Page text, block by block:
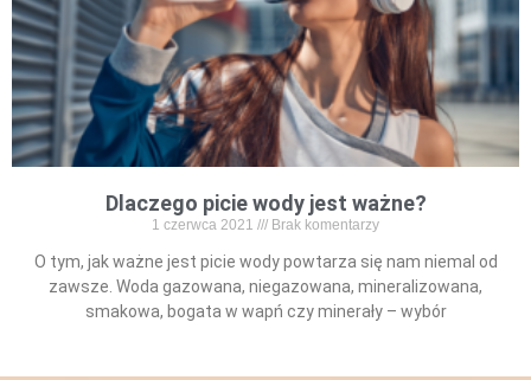
Dlaczego picie wody jest ważne?
1 czerwca 2021 Brak komentarzy
O tym, jak ważne jest picie wody powtarza się nam niemal od
zawsze. Woda gazowana, niegazowana, mineralizowana,
smakowa, bogata w wapń czy minerały – wybór